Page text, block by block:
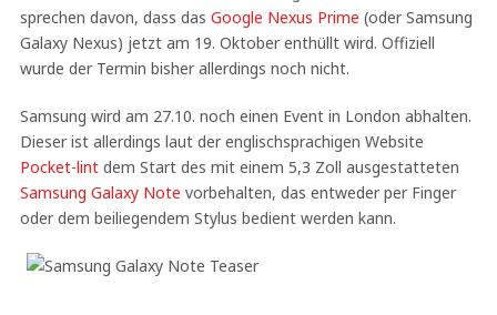
sprechen davon, dass das Google Nexus Prime (oder Samsung
Galaxy Nexus) jetzt am 19. Oktober enthüllt wird. Offiziell
wurde der Termin bisher allerdings noch nicht.
Samsung wird am 27.10. noch einen Event in London abhalten.
Dieser ist allerdings laut der englischsprachigen Website
Pocket-lintdem Start des mit einem 5,3 Zoll ausgestatteten
Samsung Galaxy Note vorbehalten, das entweder per Finger
oder dem beiliegendem Stylus bedient werden kann.